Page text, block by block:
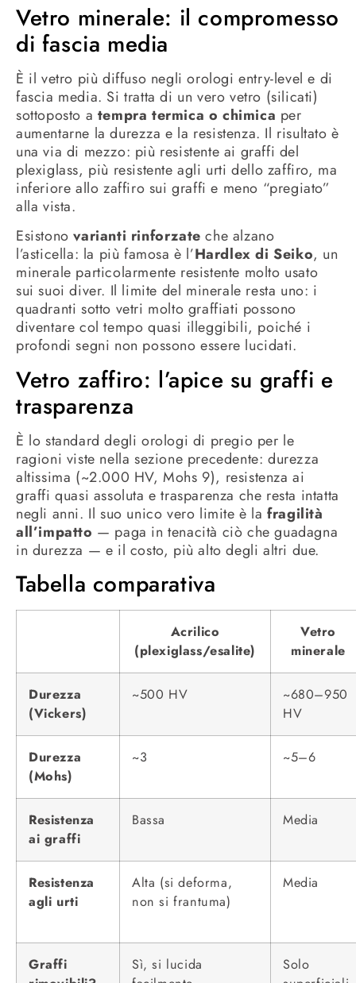
Vetro minerale: il compromesso
di fascia media
È il vetro più diffuso negli orologi entry-level e di
fascia media. Si tratta di un vero vetro (silicati)
sottoposto a tempra termica o chimica per
aumentarne la durezza e la resistenza. Il risultato è
una via di mezzo: più resistente ai graffi del
plexiglass, più resistente agli urti dello zaffiro, ma
inferiore allo zaffiro sui graffi e meno “pregiato”
alla vista.
Esistonovarianti rinforzate che alzano
l’asticella: la più famosa è l’Hardlex di Seiko, un
minerale particolarmente resistente molto usato
sui suoi diver. Il limite del minerale resta uno: i
quadranti sotto vetri molto graffiati possono
diventare col tempo quasi illeggibili, poiché i
profondi segni non possono essere lucidati.
Vetro zaffiro: l’apice su graffi e
trasparenza
È lo standard degli orologi di pregio per le
ragioni viste nella sezione precedente: durezza
altissima (~2.000 HV, Mohs 9), resistenza ai
graffi quasi assoluta e trasparenza che resta intatta
negli anni. Il suo unico vero limite è lafragilità
all’impatto — paga in tenacità ciò che guadagna
in durezza — e il costo, più alto degli altri due.
Tabella comparativa
Acrilico
(plexiglass/esalite)
Vetro
minerale
Durezza
(Vickers)
~500 HV
~680–950
HV
Durezza
(Mohs)
~3 ~5–6
Resistenza
ai graffi
Bassa Media
Resistenza
agli urti
Alta (si deforma,
non si frantuma)
Media
Graffi
Sì, si lucida
Solo